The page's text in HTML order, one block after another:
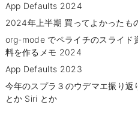
App Defaults 2024
2024年上半期 買ってよかったも
org-mode でペライチのスライド
料を作るメモ 2024
App Defaults 2023
今年のスプラ３のウデマエ振り返
とか Siri とか